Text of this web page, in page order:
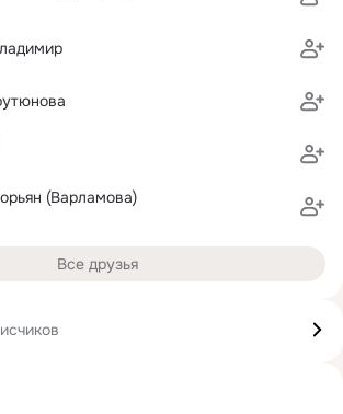
(Варламова)
Все друзья